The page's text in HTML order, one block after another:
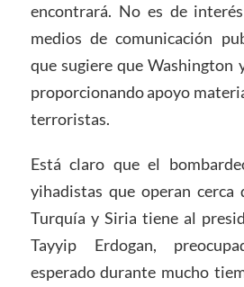
encontrará. No es de
medios de comunicación
que sugiere que Washington
proporcionando apoyo
terroristas.
Está claro que el
yihadistas que operan
Turquía y Siria tiene al
Tayyip Erdogan,
esperado durante mucho